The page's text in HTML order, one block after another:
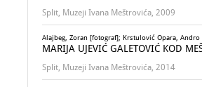
Split, Muzeji Ivana Meštrovića, 2009
Alajbeg, Zoran [fotograf]; Krstulović Opara,
MARIJA UJEVIĆ GALETOVIĆ KOD
Split, Muzeji Ivana Meštrovića, 2014